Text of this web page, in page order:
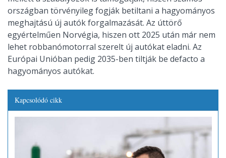
országban törvényileg fogják betiltani a hagyományos
meghajtású új autók forgalmazását. Az úttörő
egyértelműen Norvégia, hiszen ott 2025 után már nem
lehet robbanómotorral szerelt új autókat eladni. Az
Európai Unióban pedig 2035-ben tiltják be defacto a
hagyományos autókat.
Kapcsolódó cikk